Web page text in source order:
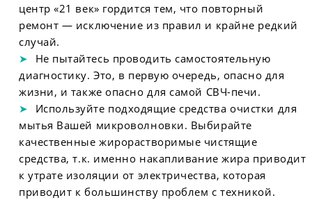
центр «21 век» гордится тем, что повторный
ремонт — исключение из правил и крайне редкий
случай.
Не пытайтесь проводить самостоятельную
диагностику. Это, в первую очередь, опасно для
жизни, и также опасно для самой СВЧ-печи.
Используйте подходящие средства очистки для
мытья Вашей микроволновки. Выбирайте
качественные жирорастворимые чистящие
средства, т.к. именно накапливание жира приводит
к утрате изоляции от электричества, которая
приводит к большинству проблем с техникой.